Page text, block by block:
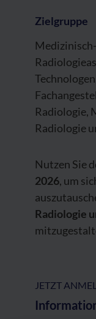
Zielgruppe
Radiologie,
Radiologie
Nutzen Sie
2026, um
Radiologie
JETZT